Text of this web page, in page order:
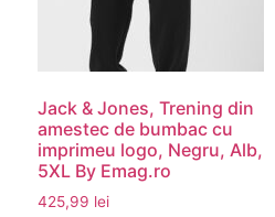
Jack & Jones, Trening din
amestec de bumbac cu
imprimeu logo, Negru, Alb,
5XL By Emag.ro
425,99 lei